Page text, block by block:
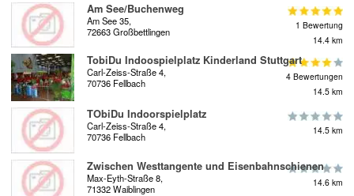
Am See/Buchenweg
Am See 35,
72663 Großbettlingen
1 Bewertung
14.4 km
TobiDu Indoospielplatz Kinderland Stuttgart
Carl-Zeiss-Straße 4,
70736 Fellbach
4 Bewertungen
14.5 km
TObiDu Indoorspielplatz
Carl-Zeiss-Straße 4,
70736 Fellbach
14.5 km
Zwischen Westtangente und Eisenbahnschienen
Max-Eyth-Straße 8,
71332 Waiblingen
14.6 km